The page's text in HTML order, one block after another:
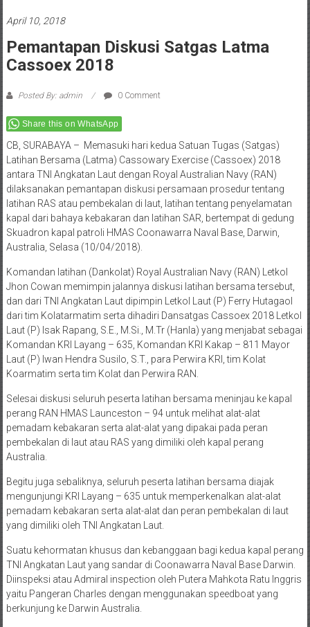
April 10, 2018
Pemantapan Diskusi Satgas Latma
Cassoex 2018
Posted By: admin 0 Comment
Share this on WhatsApp
CB, SURABAYA – Memasuki hari kedua Satuan Tugas (Satgas)
Latihan Bersama (Latma) Cassowary Exercise (Cassoex) 2018
antara TNI Angkatan Laut dengan Royal Australian Navy (RAN)
dilaksanakan pemantapan diskusi persamaan prosedur tentang
latihan RAS atau pembekalan di laut, latihan tentang penyelamatan
kapal dari bahaya kebakaran dan latihan SAR, bertempat di gedung
Skuadron kapal patroli HMAS Coonawarra Naval Base, Darwin,
Australia, Selasa (10/04/2018).
Komandan latihan (Dankolat) Royal Australian Navy (RAN) Letkol
Jhon Cowan memimpin jalannya diskusi latihan bersama tersebut,
dan dari TNI Angkatan Laut dipimpin Letkol Laut (P) Ferry Hutagaol
dari tim Kolatarmatim serta dihadiri Dansatgas Cassoex 2018 Letkol
Laut (P) Isak Rapang, S.E., M.Si., M.Tr (Hanla) yang menjabat sebagai
Komandan KRI Layang – 635, Komandan KRI Kakap – 811 Mayor
Laut (P) Iwan Hendra Susilo, S.T., para Perwira KRI, tim Kolat
Koarmatim serta tim Kolat dan Perwira RAN.
Selesai diskusi seluruh peserta latihan bersama meninjau ke kapal
perang RAN HMAS Launceston – 94 untuk melihat alat-alat
pemadam kebakaran serta alat-alat yang dipakai pada peran
pembekalan di laut atau RAS yang dimiliki oleh kapal perang
Australia.
Begitu juga sebaliknya, seluruh peserta latihan bersama diajak
mengunjungi KRI Layang – 635 untuk memperkenalkan alat-alat
pemadam kebakaran serta alat-alat dan peran pembekalan di laut
yang dimiliki oleh TNI Angkatan Laut.
Suatu kehormatan khusus dan kebanggaan bagi kedua kapal perang
TNI Angkatan Laut yang sandar di Coonawarra Naval Base Darwin.
Diinspeksi atau Admiral inspection oleh Putera Mahkota Ratu Inggris
yaitu Pangeran Charles dengan menggunakan speedboat yang
berkunjung ke Darwin Australia.